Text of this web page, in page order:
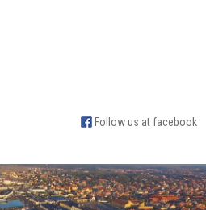
Follow us at facebook